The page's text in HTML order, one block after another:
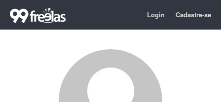
Login Cadastre-se